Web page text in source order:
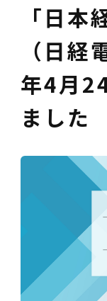
「日本
（日
年4月
ました